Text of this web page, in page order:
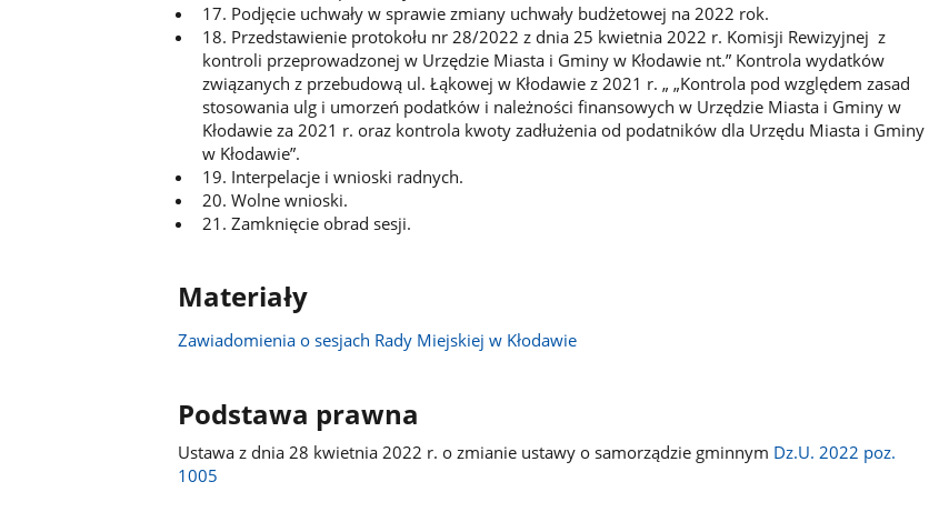
17. Podjęcie uchwały w sprawie zmiany uchwały budżetowej na 2022 rok.
18. Przedstawienie protokołu nr 28/2022 z dnia 25 kwietnia 2022 r. Komisji Rewizyjnej z
kontroli przeprowadzonej w Urzędzie Miasta i Gminy w Kłodawie nt.” Kontrola wydatków
związanych z przebudową ul. Łąkowej w Kłodawie z 2021 r. „ „Kontrola pod względem zasad
stosowania ulg i umorzeń podatków i należności finansowych w Urzędzie Miasta i Gminy w
Kłodawie za 2021 r. oraz kontrola kwoty zadłużenia od podatników dla Urzędu Miasta i Gminy
w Kłodawie”.
19. Interpelacje i wnioski radnych.
20. Wolne wnioski.
21. Zamknięcie obrad sesji.
Materiały
Zawiadomienia o sesjach Rady Miejskiej w Kłodawie
Podstawa prawna
Ustawa z dnia 28 kwietnia 2022 r. o zmianie ustawy o samorządzie gminnym Dz.U. 2022 poz.
1005